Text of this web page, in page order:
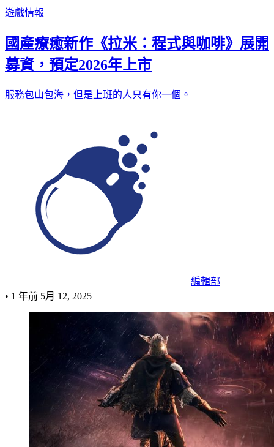
遊戲情報
國產療癒新作《拉米：程式與咖啡》展開
募資，預定2026年上市
服務包山包海，但是上班的人只有你一個。
編輯部
• 1 年前 5月 12, 2025